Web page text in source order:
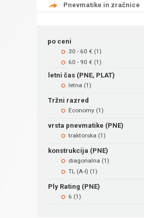
Pnevmatike in zračnice
po ceni
30 - 60 € (1)
60 - 90 € (1)
letni čas (PNE, PLAT)
letna (1)
Tržni razred
Economy (1)
vrsta pnevmatike (PNE)
traktorska (1)
konstrukcija (PNE)
diagonalna (1)
TL (A-I) (1)
Ply Rating (PNE)
6 (1)